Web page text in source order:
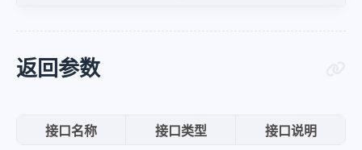
"nameservers"
返回参数
接口名称 接口类型 接口说明